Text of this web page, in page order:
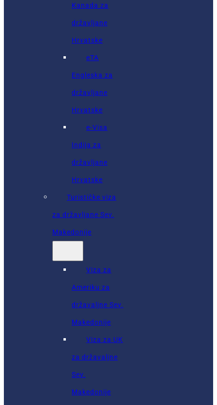
Kanada za
državljane
Hrvatske
eTA
Engleska za
državljane
Hrvatske
e-Visa
Indija za
državljane
Hrvatske
Turističke viza
za državljane Sev.
Makedonije
Viza za
Ameriku za
državaljne Sev.
Makedonije
Viza za UK
za državaljne
Sev.
Makedonije